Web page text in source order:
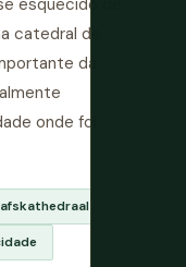
esquecido de
catedral de
da
onde foi